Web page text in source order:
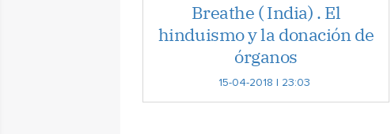
Breathe ( India) . El
hinduismo y la donación de
órganos
15-04-2018 | 23:03